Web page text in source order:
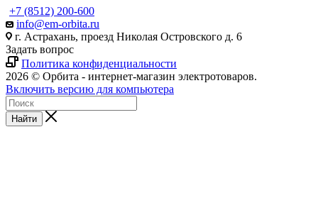
+7 (8512) 200-600
info@em-orbita.ru
г. Астрахань, проезд Николая Островского д. 6
Задать вопрос
Политика конфиденциальности
2026 © Орбита - интернет-магазин электротоваров.
Включить версию для компьютера
Найти